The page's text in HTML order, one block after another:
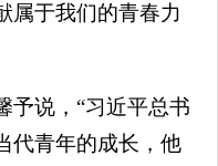
属于我们的青春力
予说，“习近平总书
代青年的成长，他